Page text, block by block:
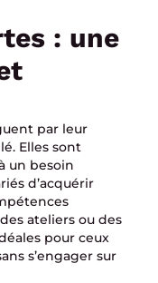
: une
par leur
Elles sont
un besoin
d’acquérir
ateliers ou des
pour ceux
s’engager sur